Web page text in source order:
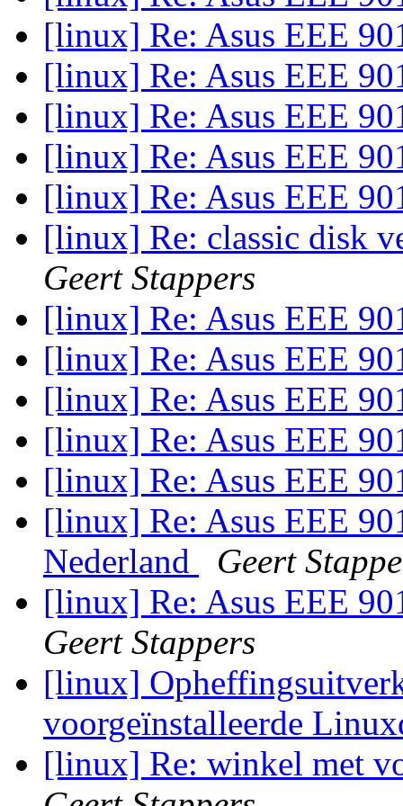
[linux] Re: Asus EEE
[linux] Re: Asus EEE
[linux] Re: Asus EEE
[linux] Re: Asus EEE
[linux] Re: Asus EEE
[linux] Re: classic disk
Geert Stappers
[linux] Re: Asus EEE
[linux] Re: Asus EEE
[linux] Re: Asus EEE
[linux] Re: Asus EEE
[linux] Re: Asus EEE
[linux] Re: Asus EEE
Nederland
Geert
[linux] Re: Asus EEE
Geert Stappers
[linux]
voorgeïnstalleerde
[linux] Re: winkel met